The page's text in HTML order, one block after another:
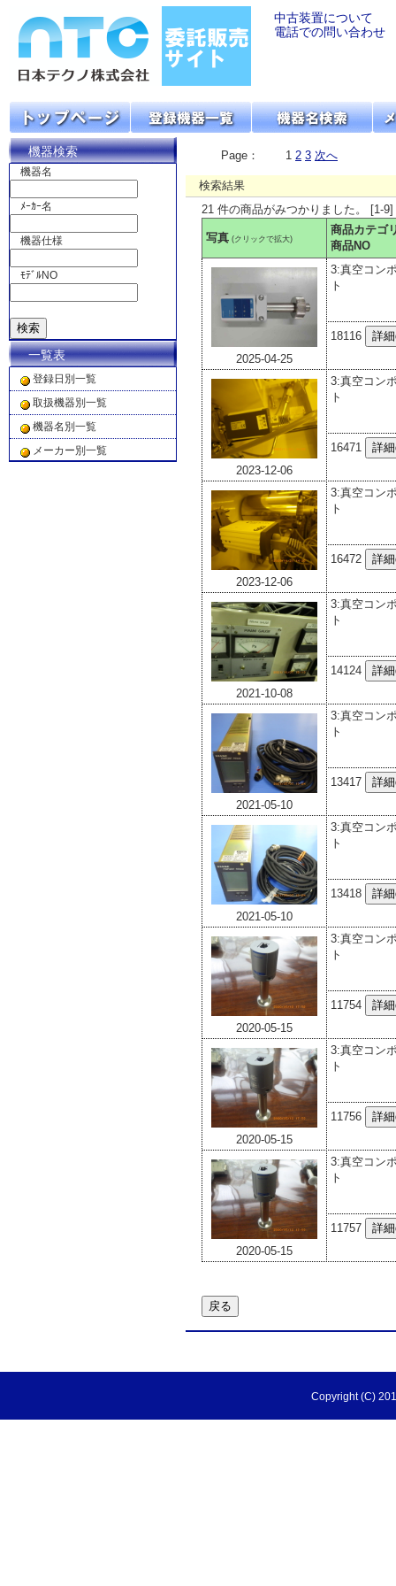
中古装置について
電話での問い合わせ
機器検索
機器名
ﾒｰｶｰ名
機器仕様
ﾓﾃﾞﾙNO
一覧表
登録日別一覧
取扱機器別一覧
機器名別一覧
メーカー別一覧
Page： 1 2 3 次へ
検索結果
21 件の商品がみつかりました。 [1-
写真 (クリックで拡大)
商品カテゴ
商品NO
2025-04-25
3:真空コン
ト
18116
2023-12-06
3:真空コン
ト
16471
2023-12-06
3:真空コン
ト
16472
2021-10-08
3:真空コン
ト
14124
2021-05-10
3:真空コン
ト
13417
2021-05-10
3:真空コン
ト
13418
2020-05-15
3:真空コン
ト
11754
2020-05-15
3:真空コン
ト
11756
2020-05-15
3:真空コン
ト
11757
Copyright (C)